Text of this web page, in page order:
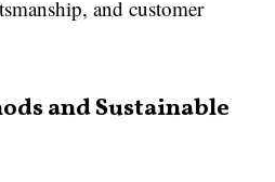
and customer
and Sustainable